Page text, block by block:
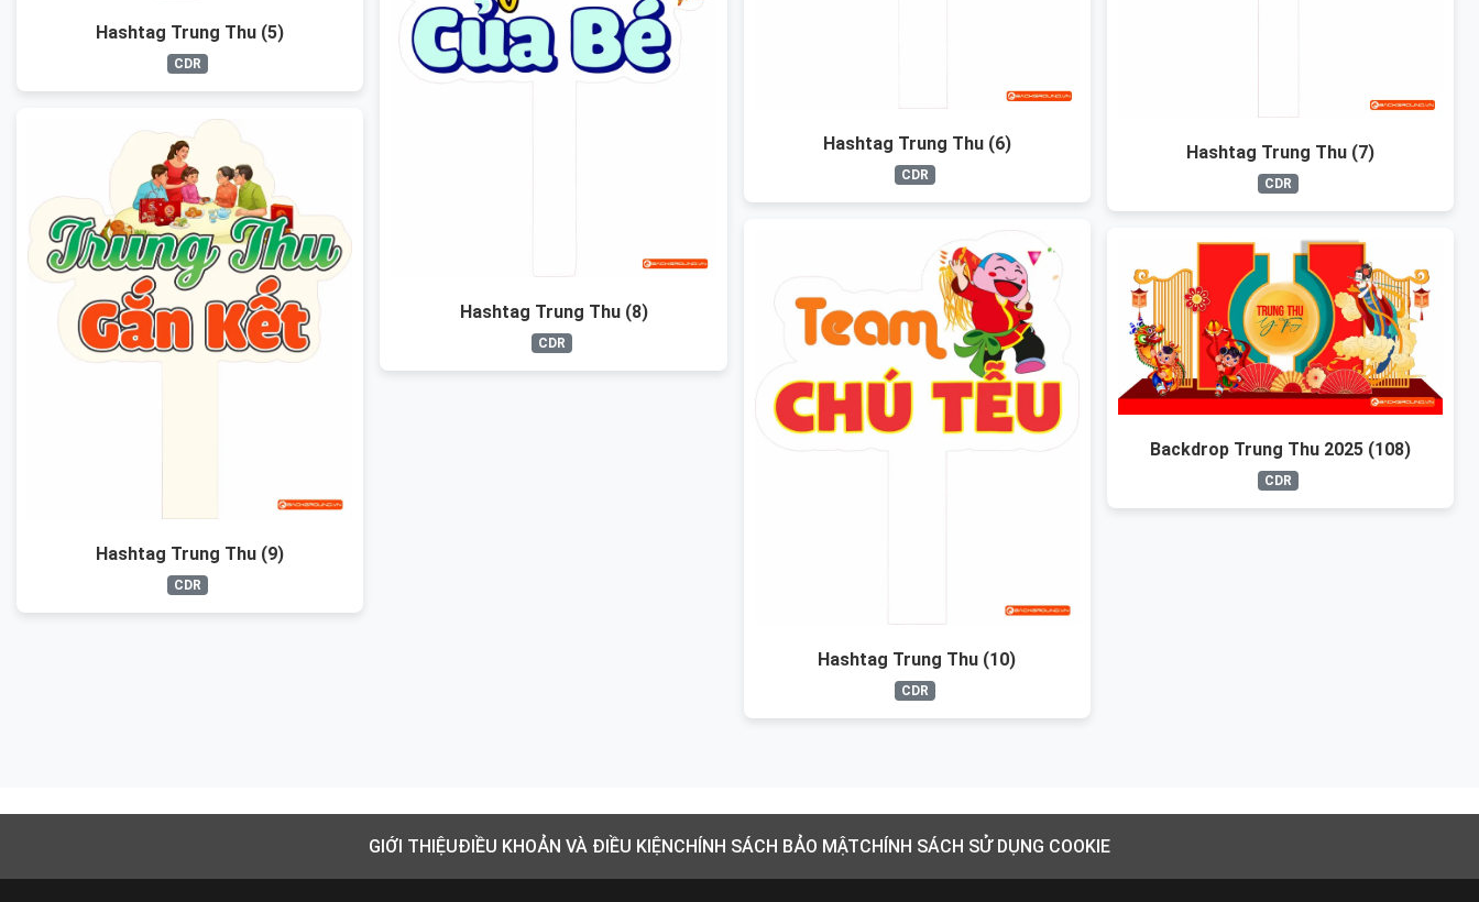
Hashtag Trung Thu (5)
CDR
Hashtag Trung Thu (6)
CDR
Hashtag Trung Thu (7)
CDR
Hashtag Trung Thu (8)
CDR
Hashtag Trung Thu (9)
CDR
Hashtag Trung Thu (10)
CDR
Backdrop Trung Thu 2025 (108)
CDR
GIỚI THIỆUĐIỀU KHOẢN VÀ ĐIỀU KIỆN CHÍNH SÁCH BẢO MẬTCHÍNH SÁCH SỬ DỤNG COOKIE